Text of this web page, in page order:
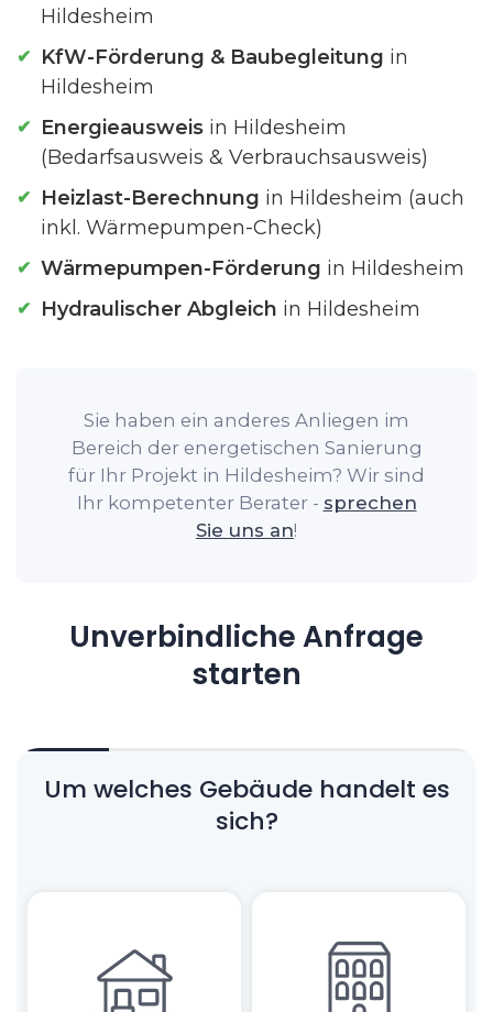
Hildesheim
KfW-Förderung & Baubegleitung in
Hildesheim
Energieausweis in Hildesheim
(Bedarfsausweis & Verbrauchsausweis)
Heizlast-Berechnung in Hildesheim (auch
inkl. Wärmepumpen-Check)
Wärmepumpen-Förderung in Hildesheim
Hydraulischer Abgleich in Hildesheim
Sie haben ein anderes Anliegen im
Bereich der energetischen Sanierung
für Ihr Projekt in Hildesheim? Wir sind
Ihr kompetenter Berater - sprechen
Sie uns an!
Unverbindliche Anfrage
starten